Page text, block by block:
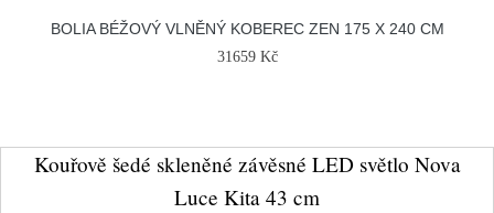
BOLIA BÉŽOVÝ VLNĚNÝ KOBEREC ZEN 175 X 240 CM
31659 Kč
Kouřově šedé skleněné závěsné LED světlo Nova
Luce Kita 43 cm